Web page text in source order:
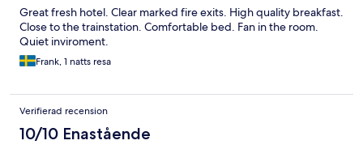
Great fresh hotel. Clear marked fire exits. High quality breakfast.
Close to the trainstation. Comfortable bed. Fan in the room.
Quiet inviroment.
Frank, 1 natts resa
Verifierad recension
10/10 Enastående